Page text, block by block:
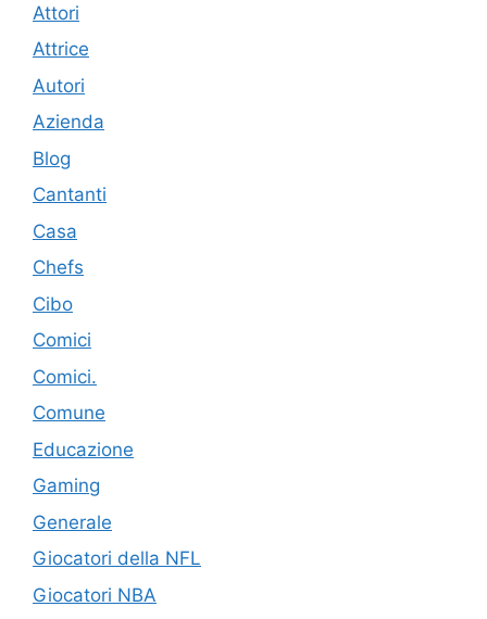
Attori
Attrice
Autori
Azienda
Blog
Cantanti
Casa
Chefs
Cibo
Comici
Comici.
Comune
Educazione
Gaming
Generale
Giocatori della NFL
Giocatori NBA